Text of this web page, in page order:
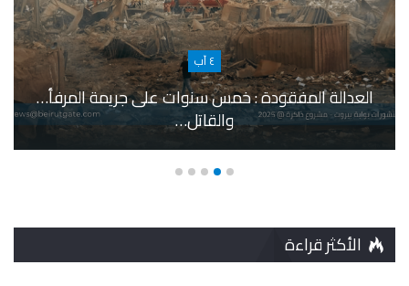
٤ آب
العدالة المفقودة : خمس سنوات على جريمة المرفأ…
والقاتل…
الأكثر قراءة